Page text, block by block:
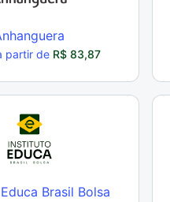
partir de R$ 83,87
Brasil Bolsa